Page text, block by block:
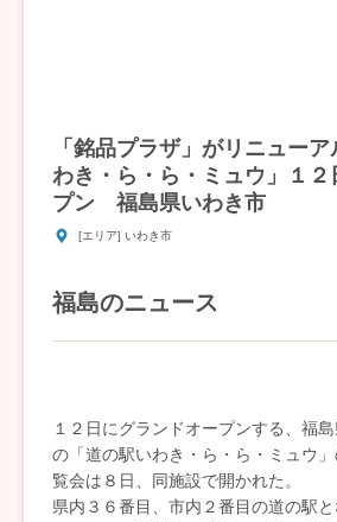
「銘品プラザ」がリニュー
わき・ら・ら・ミュウ」１
プン 福島県いわき市
[エリア] いわき市
福島のニュース
１２日にグランドオープンする、福
の「道の駅いわき・ら・ら・ミュウ
覧会は８日、同施設で開かれた。
県内３６番目、市内２番目の道の駅